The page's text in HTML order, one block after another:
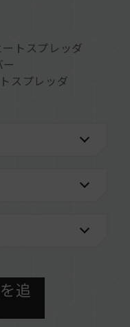
トスプレッダ
スプレッダ
てご確認ください。
ステムのBIOS設
の互換性によって
追